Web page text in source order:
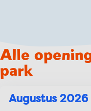
Alle
park
Augustus 2026